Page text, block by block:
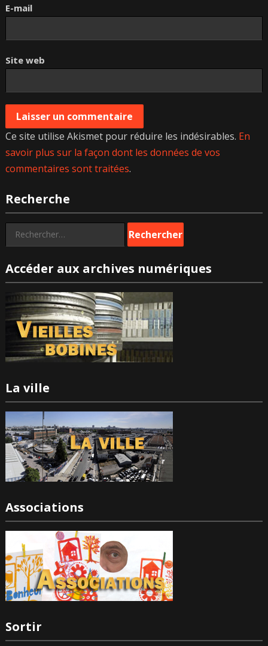
E-mail
Site web
Ce site utilise Akismet pour réduire les indésirables. En
savoir plus sur la façon dont les données de vos
commentaires sont traitées.
Recherche
Rechercher :
Accéder aux archives numériques
La ville
Associations
Sortir